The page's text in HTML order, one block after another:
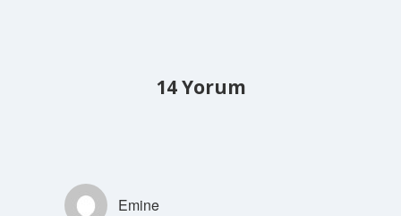
14 Yorum
Emine